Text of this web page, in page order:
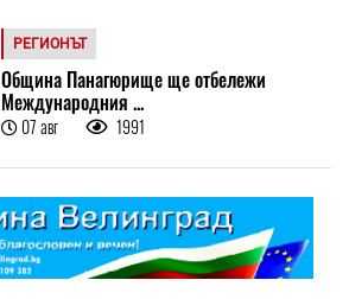
РЕГИОНЪТ
Община Панагюрище ще отбележи
Международния ...
07 авг 1991